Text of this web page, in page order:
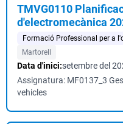
TMVG0110
d'electromecànica
Formació Professional per a
Martorell
Data d'inici:setembre del
Assignatura: MF0137_3
vehicles